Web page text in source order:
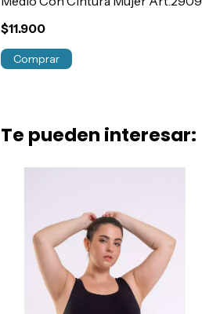
$11.900
Comprar
Te pueden interesar: